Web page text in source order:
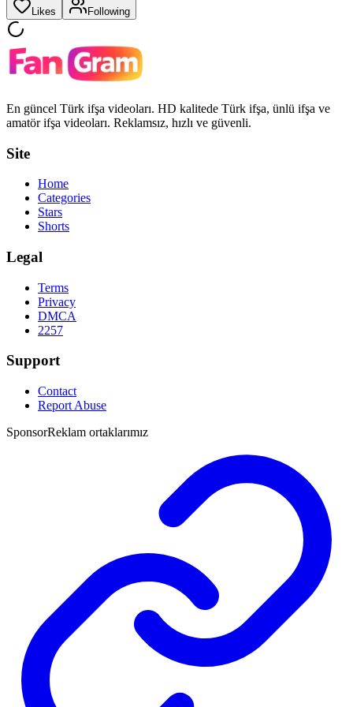
Likes Following
En güncel Türk ifşa videoları. HD kalitede Türk ifşa, ünlü ifşa ve
amatör ifşa videoları. Reklamsız, hızlı ve güvenli.
Site
Home
Categories
Stars
Shorts
Legal
Terms
Privacy
DMCA
2257
Support
Contact
Report Abuse
SponsorReklam ortaklarımız